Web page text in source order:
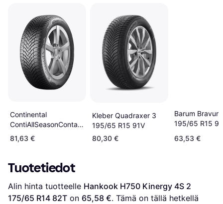
Continental
ContiAllSeasonContact
175/65 R14 82T
81,63 €
Kleber Quadraxer 3
195/65 R15 91V
80,30 €
Barum
195/65 R15
63,53 €
Tuotetiedot
Alin hinta tuotteelle Hankook H750 Kinergy 4S 2
175/65 R14 82T on 65,58 €. Tämä on tällä hetkellä